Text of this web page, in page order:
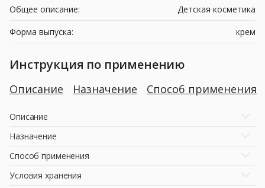
Общее описание:
Детская косметика
Форма выпуска:
крем
Инструкция по применению
Описание Назначение Способ применения
Описание
Назначение
Способ применения
Условия хранения